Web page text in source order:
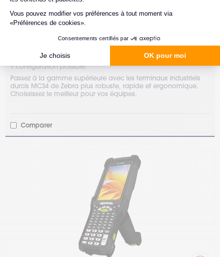
MC3400 / MC3450
1 configuration possible.
Passez à la gamme supérieure avec les terminaux industriels
durcis MC34 de Zebra plus robuste, rapide et ergonomique.
Choississez le meilleur pour vos équipes.
Comparer